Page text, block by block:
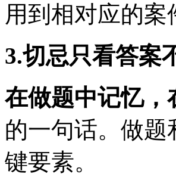
用到相对应的案
3.切忌只看答案
在做题中记忆，
的一句话。做
键要素。